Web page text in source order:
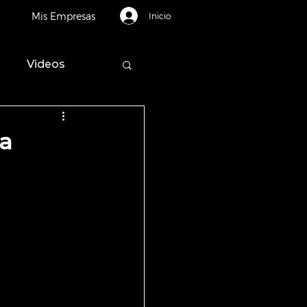
Mis Empresas Inicio
Videos